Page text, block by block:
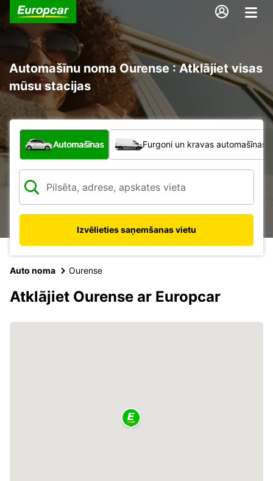
Automašīnu noma Ourense : Atklājiet visas
mūsu stacijas
Kāda veida transportlīdzeklis?
Automašīnas Furgoni un kravas automašīnas
Izvēlieties saņemšanas vietu
Auto noma Ourense
Atklājiet Ourense ar Europcar